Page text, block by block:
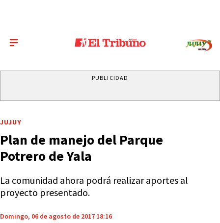
PUBLICIDAD
JUJUY
Plan de manejo del Parque
Potrero de Yala
La comunidad ahora podrá realizar aportes al
proyecto presentado.
Domingo, 06 de agosto de 2017 18:16